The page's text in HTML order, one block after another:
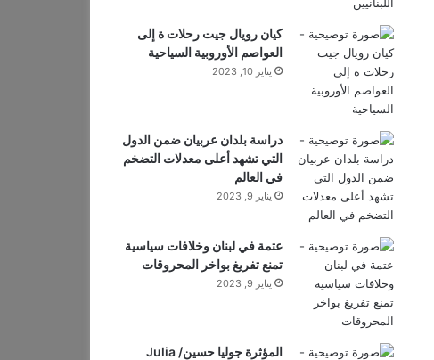
كيان رويال جيت رحلات ة إلى
العواصم الأوروبية السياحية
يناير 10, 2023
دراسة بلدان عربيان ضمن الدول
التي تشهد أعلى معدلات التضخم
في العالم
يناير 9, 2023
عتمة في لبنان وخلافات سياسية
تمنع تفريغ بواخر المحروقات
يناير 9, 2023
المؤثرة جوليا حسين/ Julia